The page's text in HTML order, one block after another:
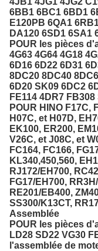
6BB1 6BC1 6BD1
E120PB 6QA1
DA120 6SD1 6SA1
POUR les pièces
4G63 4G64 4G18
6D16 6D22 6D31
8DC20 8DC40
6D20 SK09 6DC2
FE114 4DR7
POUR HINO F17C,
H07C, et H07D,
EK100, ER200,
V26C, et J08C, et
FC164, FC166,
KL340,450,560,
RJ172/EH700,
FG17/EH700,
RE201/EB400,
SS300/K13CT,
Assemblée
POUR les pièces
LD28 SD22 VG30
l'assemblée de